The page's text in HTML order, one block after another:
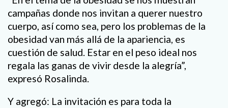
campañas donde nos invitan a querer nuestro
cuerpo, así como sea, pero los problemas de la
obesidad van más allá de la apariencia, es
cuestión de salud. Estar en el peso ideal nos
regala las ganas de vivir desde la alegría”,
expresó Rosalinda.
Y agregó: La invitación es para toda la